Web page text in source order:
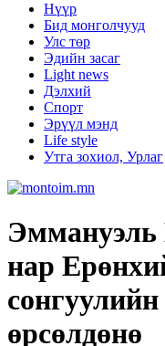
Нүүр
Бид монголчууд
Улс төр
Эдийн засаг
Light news
Дэлхий
Спорт
Эрүүл мэнд
Life style
Утга зохиол, Урлаг
нар
өрсөлдөнө